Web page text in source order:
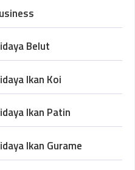
Belut
Ikan Koi
Ikan Patin
Ikan Gurame